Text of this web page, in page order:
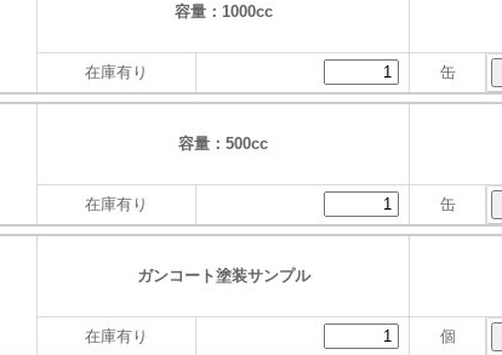
容量：1000cc
在庫有り 缶
容量：500cc
在庫有り 缶
ガンコート塗装サンプル
在庫有り 個